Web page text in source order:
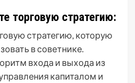
торговую стратегию:
стратегию, которую
в советнике.
входа и выхода из
капиталом и